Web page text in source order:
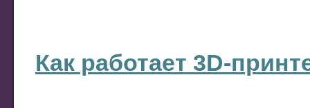
Как работает 3D-